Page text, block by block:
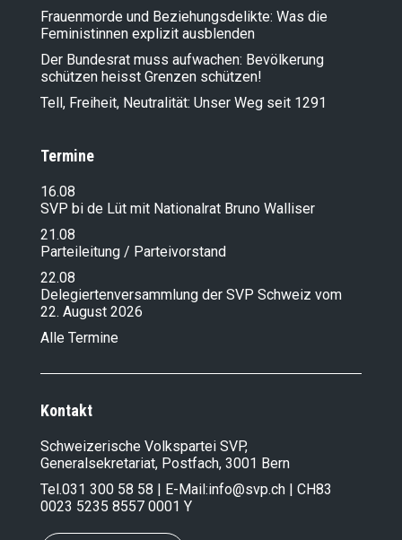
Frauenmorde und Beziehungsdelikte: Was die
Feministinnen explizit ausblenden
Der Bundesrat muss aufwachen: Bevölkerung
schützen heisst Grenzen schützen!
Tell, Freiheit, Neutralität: Unser Weg seit 1291
Termine
16.08
SVP bi de Lüt mit Nationalrat Bruno Walliser
21.08
Parteileitung / Parteivorstand
22.08
Delegiertenversammlung der SVP Schweiz vom
22. August 2026
Alle Termine
Kontakt
Schweizerische Volkspartei SVP,
Generalsekretariat, Postfach, 3001 Bern
Tel.031 300 58 58 | E-Mail:info@svp.ch | CH83
0023 5235 8557 0001 Y